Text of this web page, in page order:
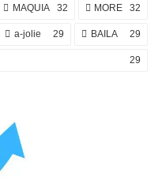
MAQUIA 32 MORE 32
a-jolie 29 BAILA 29
29